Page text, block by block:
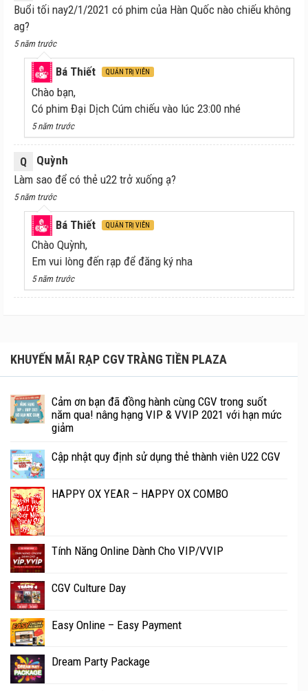
Buổi tối nay2/1/2021 có phim của Hàn Quốc nào chiếu không
ag?
5 năm trước
Bá Thiết QUẢN TRỊ VIÊN
Chào bạn,
Có phim Đại Dịch Cúm chiếu vào lúc 23:00 nhé
5 năm trước
Q
Quỳnh
Làm sao để có thẻ u22 trở xuống ạ?
5 năm trước
Bá Thiết QUẢN TRỊ VIÊN
Chào Quỳnh,
Em vui lòng đến rạp để đăng ký nha
5 năm trước
KHUYẾN MÃI RẠP CGV TRÀNG TIỀN PLAZA
Cảm ơn bạn đã đồng hành cùng CGV trong suốt
năm qua! nâng hạng VIP & VVIP 2021 với hạn mức
giảm
Cập nhật quy định sử dụng thẻ thành viên U22 CGV
HAPPY OX YEAR – HAPPY OX COMBO
Tính Năng Online Dành Cho VIP/VVIP
CGV Culture Day
Easy Online – Easy Payment
Dream Party Package